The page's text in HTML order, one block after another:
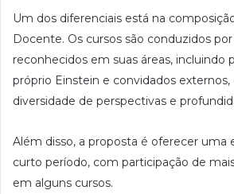
Um dos diferenciais está na
Docente. Os cursos são conduzidos
reconhecidos em suas áreas, incluindo
próprio Einstein e convidados
diversidade de perspectivas e
Além disso, a proposta é oferecer uma
curto período, com participação de
em alguns cursos.